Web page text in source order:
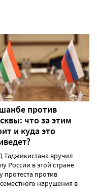
против
что за этим
и куда это
Таджикистана вручил
России в этой стране
протеста против
нарушения в